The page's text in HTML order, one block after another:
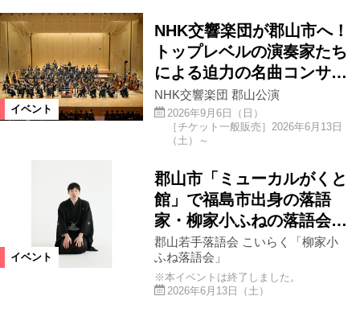
イベント
NHK交響楽団が郡山市へ！
トップレベルの演奏家たち
による迫力の名曲コンサ…
NHK交響楽団 郡山公演
2026年9月6日（日）
［チケット一般販売］2026年6月13日
（土）～
イベント
郡山市「ミューカルがくと
館」で福島市出身の落語
家・柳家小ふねの落語会…
郡山若手落語会 こいらく「柳家小
ふね落語会」
※本イベントは終了しました。
2026年6月13日（土）